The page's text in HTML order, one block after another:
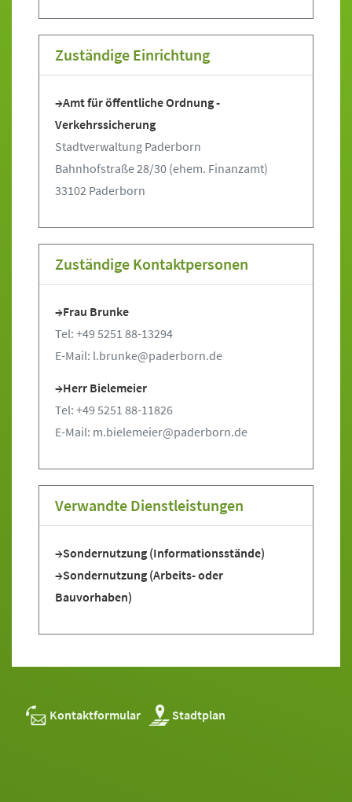
Zuständige Einrichtung
Amt für öffentliche Ordnung -
Verkehrssicherung
Stadtverwaltung Paderborn
Bahnhofstraße 28/30 (ehem. Finanzamt)
33102 Paderborn
Zuständige Kontaktpersonen
Frau Brunke
Tel: +49 5251 88-13294
E-Mail: l.brunke@paderborn.de
Herr Bielemeier
Tel: +49 5251 88-11826
E-Mail: m.bielemeier@paderborn.de
Verwandte Dienstleistungen
Sondernutzung (Informationsstände)
Sondernutzung (Arbeits- oder
Bauvorhaben)
Kontaktformular Stadtplan